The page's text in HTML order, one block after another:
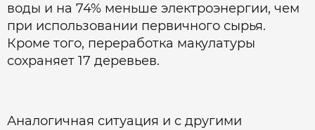
воды и на 74% меньше электроэнергии, чем
при использовании первичного сырья.
Кроме того, переработка макулатуры
сохраняет 17 деревьев.
Аналогичная ситуация и с другими